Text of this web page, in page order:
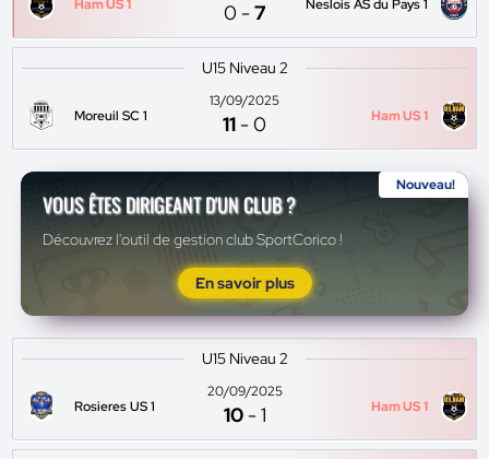
Ham US 1 0 -7 Neslois AS du Pays 1
U15 Niveau 2
Moreuil SC 1
13/09/2025
11 -0 Ham US 1
Nouveau!
VOUS ÊTES DIRIGEANT D'UN CLUB ?
Découvrez l'outil de gestion club SportCorico !
En savoir plus
U15 Niveau 2
Rosieres US 1
20/09/2025
10 -1 Ham US 1